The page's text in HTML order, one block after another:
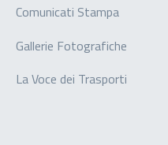
Comunicati Stampa
Gallerie Fotografiche
La Voce dei Trasporti